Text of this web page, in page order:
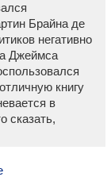
Брайна де
негативно
Джеймса
книгу
в
сказать,